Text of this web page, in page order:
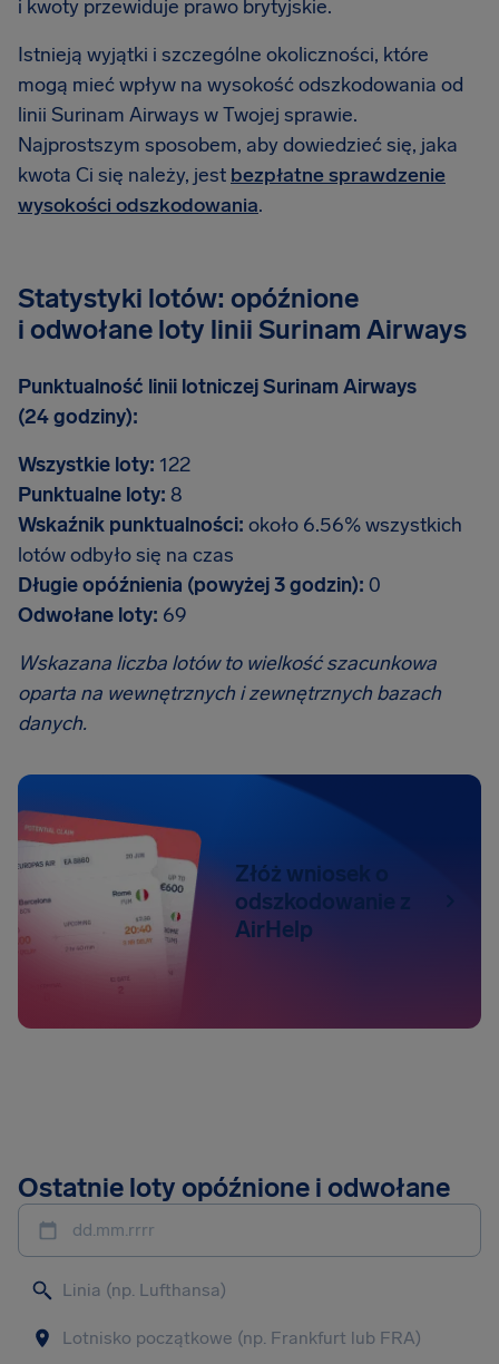
i kwoty przewiduje prawo brytyjskie.
Istnieją wyjątki i szczególne okoliczności, które
mogą mieć wpływ na wysokość odszkodowania od
linii Surinam Airways w Twojej sprawie.
Najprostszym sposobem, aby dowiedzieć się, jaka
kwota Ci się należy, jest bezpłatne sprawdzenie
wysokości odszkodowania.
Statystyki lotów: opóźnione
i odwołane loty linii Surinam Airways
Punktualność linii lotniczej Surinam Airways
(24 godziny):
Wszystkie loty: 122
Punktualne loty: 8
Wskaźnik punktualności: około 6.56% wszystkich
lotów odbyło się na czas
Długie opóźnienia (powyżej 3 godzin): 0
Odwołane loty: 69
Wskazana liczba lotów to wielkość szacunkowa
oparta na wewnętrznych i zewnętrznych bazach
danych.
Złóż wniosek o
odszkodowanie z
AirHelp
Ostatnie loty opóźnione i odwołane
dd.mm.rrrr